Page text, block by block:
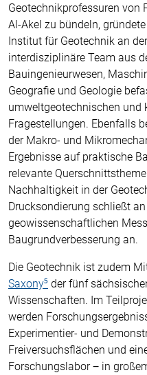
Geotechnikprofessuren von
Al-Akel zu bündeln,
Institut für Geotechnik an
interdisziplinäre Team aus
Bauingenieurwesen,
Geografie und Geologie
umweltgeotechnischen und
Fragestellungen. Ebenfalls
der Makro- und
Ergebnisse auf praktische
relevante
Nachhaltigkeit in der
Drucksondierung schließt
geowissenschaftlichen
Baugrundverbesserung an.
Die Geotechnik ist zudem
Saxony⁵ der fünf
Wissenschaften. Im
werden
Experimentier- und
Freiversuchsflächen und
Forschungslabor ‒ in